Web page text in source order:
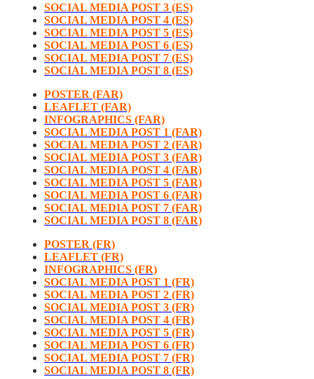
SOCIAL MEDIA POST 3 (ES)
SOCIAL MEDIA POST 4 (ES)
SOCIAL MEDIA POST 5 (ES)
SOCIAL MEDIA POST 6 (ES)
SOCIAL MEDIA POST 7 (ES)
SOCIAL MEDIA POST 8 (ES)
POSTER (FAR)
LEAFLET (FAR)
INFOGRAPHICS (FAR)
SOCIAL MEDIA POST 1 (FAR)
SOCIAL MEDIA POST 2 (FAR)
SOCIAL MEDIA POST 3 (FAR)
SOCIAL MEDIA POST 4 (FAR)
SOCIAL MEDIA POST 5 (FAR)
SOCIAL MEDIA POST 6 (FAR)
SOCIAL MEDIA POST 7 (FAR)
SOCIAL MEDIA POST 8 (FAR)
POSTER (FR)
LEAFLET (FR)
INFOGRAPHICS (FR)
SOCIAL MEDIA POST 1 (FR)
SOCIAL MEDIA POST 2 (FR)
SOCIAL MEDIA POST 3 (FR)
SOCIAL MEDIA POST 4 (FR)
SOCIAL MEDIA POST 5 (FR)
SOCIAL MEDIA POST 6 (FR)
SOCIAL MEDIA POST 7 (FR)
SOCIAL MEDIA POST 8 (FR)